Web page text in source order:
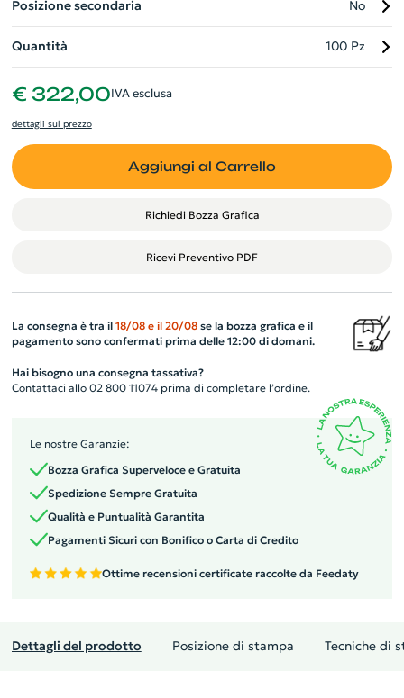
Posizione secondaria No
Quantità 100 Pz
€ 322,00IVA esclusa
dettagli sul prezzo
Aggiungi al Carrello
Richiedi Bozza Grafica
Ricevi Preventivo PDF
La consegna è tra il 18/08 e il 20/08se la bozza grafica e il
pagamento sono confermati prima delle 12:00 di domani.
Hai bisogno una consegna tassativa?
Contattaci allo 02 800 11074 prima di completare l’ordine.
Le nostre Garanzie:
Bozza Grafica Superveloce e Gratuita
Spedizione Sempre Gratuita
Qualità e Puntualità Garantita
Pagamenti Sicuri con Bonifico o Carta di Credito
Ottime recensioni certificate raccolte da Feedaty
Dettagli del prodotto Posizione di stampa Tecniche di